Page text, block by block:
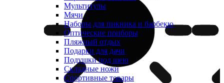
Мультитулы
Мячи
Наборы для пикника и барбекю
Оптические приборы
Пляжный отдых
Подарки для дачи
Подушки под шею
Складные ножи
Спортивные товары